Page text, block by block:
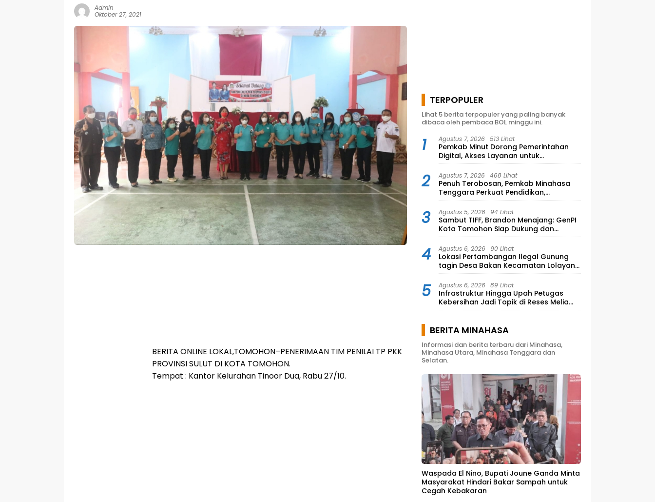
Admin
Oktober 27, 2021
BERITA ONLINE LOKAL,TOMOHON–PENERIMAAN TIM PENILAI TP PKK
PROVINSI SULUT DI KOTA TOMOHON.
Tempat : Kantor Kelurahan Tinoor Dua, Rabu 27/10.
TERPOPULER
Lihat 5 berita terpopuler yang paling banyak
dibaca oleh pembaca BOL minggu ini.
1 Agustus 7, 2026 513 Lihat
Pemkab Minut Dorong Pemerintahan
Digital, Akses Layanan untuk
Masyarakat
2 Agustus 7, 2026 468 Lihat
Penuh Terobosan, Pemkab Minahasa
Tenggara Perkuat Pendidikan,
Pelayanan Publik, dan Kesehatan
3 Agustus 5, 2026 94 Lihat
Sambut TIFF, Brandon Menajang: ​GenPI
Kota Tomohon Siap Dukung dan
Sukseskan TIFF 2026
4 Agustus 6, 2026 90 Lihat
Lokasi Pertambangan Ilegal Gunung
tagin Desa Bakan Kecamatan Lolayan
Kabupaten Bolaang Mongondow di
perkebunan Lolotut Target Bareskrim
TIPEDTER MABES POLRI
5 Agustus 6, 2026 89 Lihat
Infrastruktur Hingga Upah Petugas
Kebersihan Jadi Topik di Reses Melia
Moesrin
BERITA MINAHASA
Informasi dan berita terbaru dari Minahasa,
Minahasa Utara, Minahasa Tenggara dan
Selatan.
Waspada El Nino, Bupati Joune Ganda Minta
Masyarakat Hindari Bakar Sampah untuk
Cegah Kebakaran